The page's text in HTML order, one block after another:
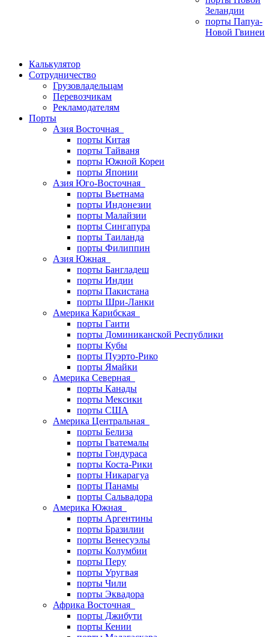
Зеландии
порты Папуа-
Новой Гвинеи
Калькулятор
Сотрудничество
Грузовладельцам
Перевозчикам
Рекламодателям
Порты
Азия Восточная
порты Китая
порты Тайваня
порты Южной Кореи
порты Японии
Азия Юго-Восточная
порты Вьетнама
порты Индонезии
порты Малайзии
порты Сингапура
порты Таиланда
порты Филиппин
Азия Южная
порты Бангладеш
порты Индии
порты Пакистана
порты Шри-Ланки
Америка Карибская
порты Гаити
порты Доминиканской Республики
порты Кубы
порты Пуэрто-Рико
порты Ямайки
Америка Северная
порты Канады
порты Мексики
порты США
Америка Центральная
порты Белиза
порты Гватемалы
порты Гондураса
порты Коста-Рики
порты Никарагуа
порты Панамы
порты Сальвадора
Америка Южная
порты Аргентины
порты Бразилии
порты Венесуэлы
порты Колумбии
порты Перу
порты Уругвая
порты Чили
порты Эквадора
Африка Восточная
порты Джибути
порты Кении